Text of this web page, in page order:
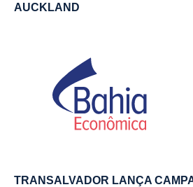
AUCKLAND
TRANSALVADOR LANÇA